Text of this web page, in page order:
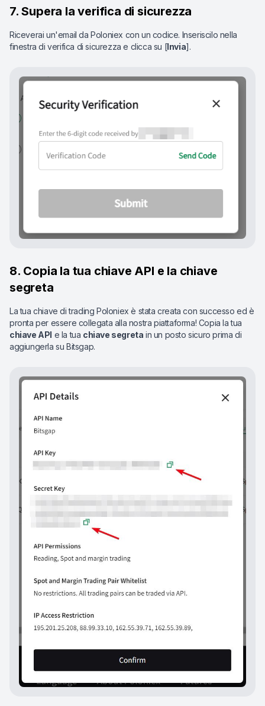
7. Supera la verifica di sicurezza
Riceverai un'email da Poloniex con un codice. Inseriscilo nella
finestra di verifica di sicurezza e clicca su [Invia].
8. Copia la tua chiave API e la chiave
segreta
La tua chiave di trading Poloniex è stata creata con successo ed è
pronta per essere collegata alla nostra piattaforma! Copia la tua
chiave API e la tua chiave segreta in un posto sicuro prima di
aggiungerla su Bitsgap.